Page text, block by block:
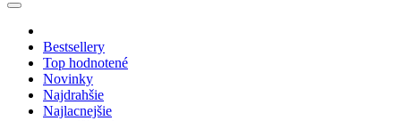
Bestsellery
Top hodnotené
Novinky
Najdrahšie
Najlacnejšie